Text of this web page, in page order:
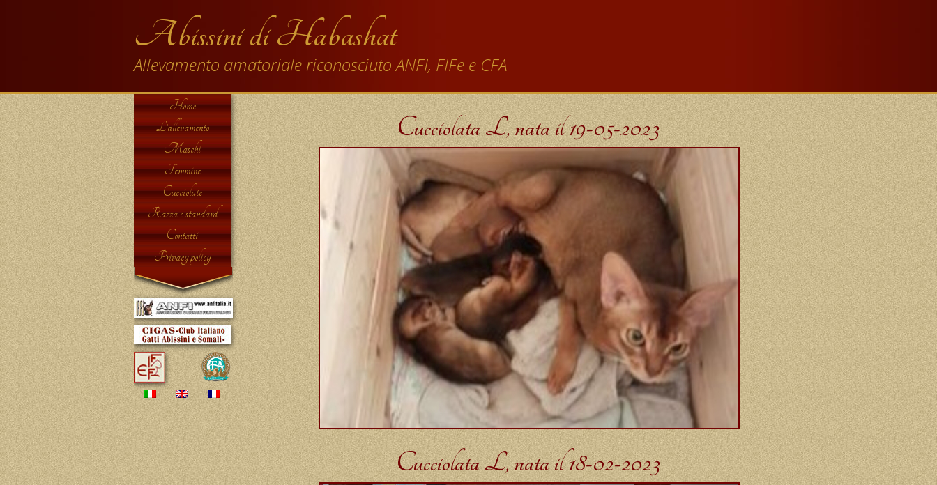
Abissini di Habashat
Allevamento amatoriale riconosciuto ANFI, FIFe e CFA
Cucciolata L, nata il 19-05-2023
Cucciolata L, nata il 18-02-2023
Home
L’allevamento
Maschi
Femmine
Cucciolate
Razza e standard
Contatti
Privacy policy